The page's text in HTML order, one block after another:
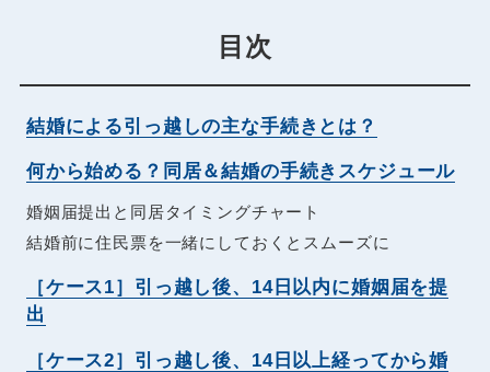
目次
結婚による引っ越しの主な手続きとは？
何から始める？同居＆結婚の手続きスケジュール
婚姻届提出と同居タイミングチャート
結婚前に住民票を一緒にしておくとスムーズに
［ケース1］引っ越し後、14日以内に婚姻届を提
出
［ケース2］引っ越し後、14日以上経ってから婚